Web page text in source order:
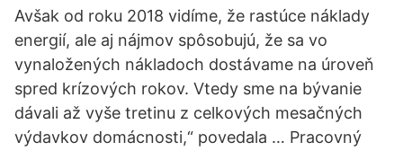
Avšak od roku 2018 vidíme, že rastúce náklady
energií, ale aj nájmov spôsobujú, že sa vo
vynaložených nákladoch dostávame na úroveň
spred krízových rokov. Vtedy sme na bývanie
dávali až vyše tretinu z celkových mesačných
výdavkov domácnosti,“ povedala … Pracovný